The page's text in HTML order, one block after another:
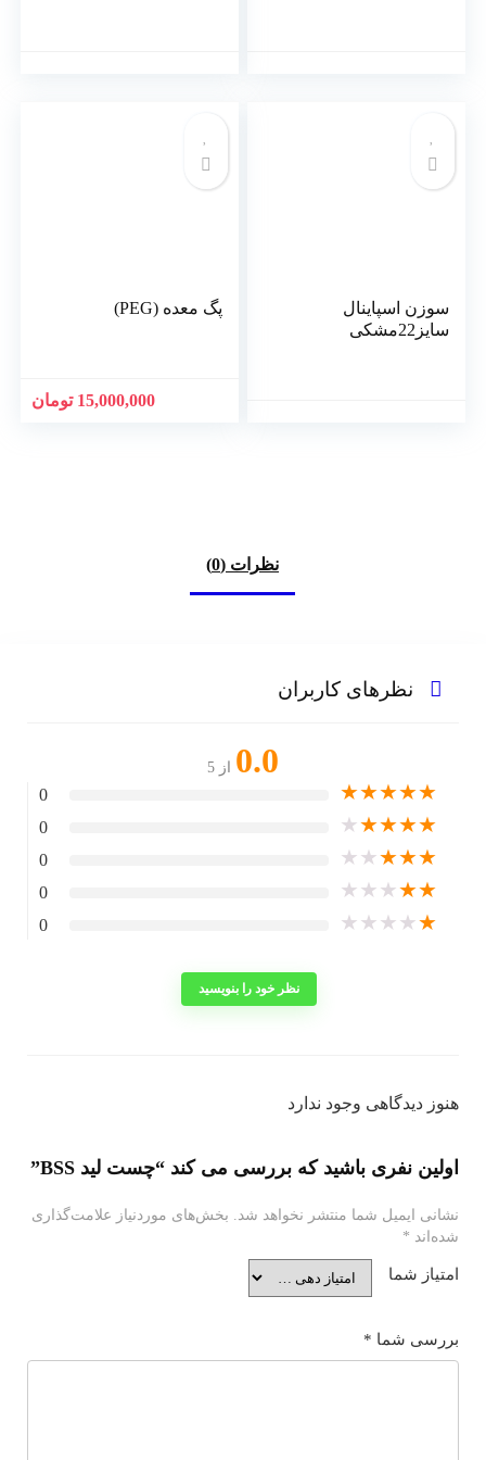
سوزن اسپاینال
سایز22مشکی
پگ معده (PEG)
15,000,000 تومان
نظرات (0)
نظرهای کاربران
0.0 از 5
★
★
★
★
★
0
★
★
★
★
★
0
★
★
★
★
★
0
★
★
★
★
★
0
★
★
★
★
★
0
نظر خود را بنویسید
هنوز دیدگاهی وجود ندارد
اولین نفری باشید که بررسی می کند “چست لید BSS”
نشانی ایمیل شما منتشر نخواهد شد.
بخش‌های موردنیاز علامت‌گذاری
شده‌اند *
امتیاز شما
بررسی شما *